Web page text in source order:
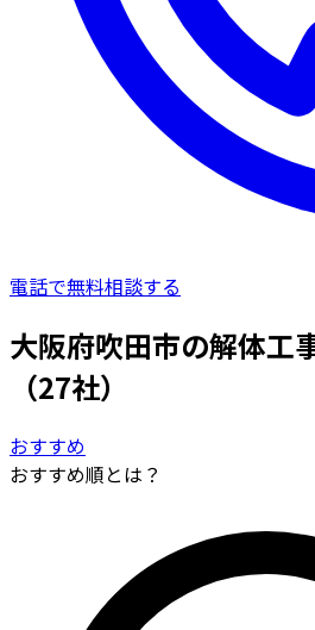
電話で無料相談する
大阪府吹田市の解体工
（27社）
おすすめ
おすすめ順とは？